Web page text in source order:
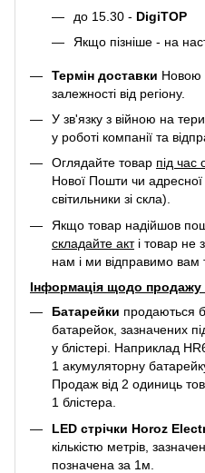
до 15.30 - DigiTOP
Якщо пізніше - на
Термін доставки Новою
залежності від регіону.
У зв'язку з війною на
у роботі компанії та
Оглядайте товар під час
Нової Пошти чи
світильники зі скла).
Якщо товар надійшов
складайте акт і товар не
нам і ми відправимо вам
Інформація щодо продажу
Батарейки продаються
батарейок, зазначених
у блістері. Наприклад
1 акумуляторну
Продаж від 2 одиниць
1 блістера.
LED стрічки Horoz
кількістю метрів,
позначена за 1м.